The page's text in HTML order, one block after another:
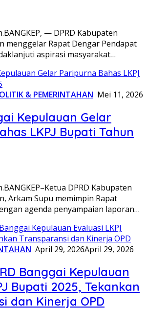
— DPRD Kabupaten
menggelar Rapat Dengar Pendapat
aspirasi masyarakat…
& PEMERINTAHAN Mei 11, 2026
Kepulauan Gelar
LKPJ Bupati Tahun
DPRD Kabupaten
Arkam Supu memimpin Rapat
agenda penyampaian laporan…
April 29, 2026April 29, 2026
Banggai Kepulauan
Bupati 2025, Tekankan
dan Kinerja OPD